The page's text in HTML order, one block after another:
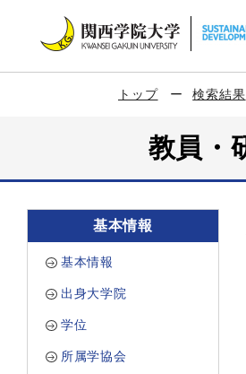
トップ 検索結果
教員
基本情報
基本情報
出身大学院
学位
所属学協会